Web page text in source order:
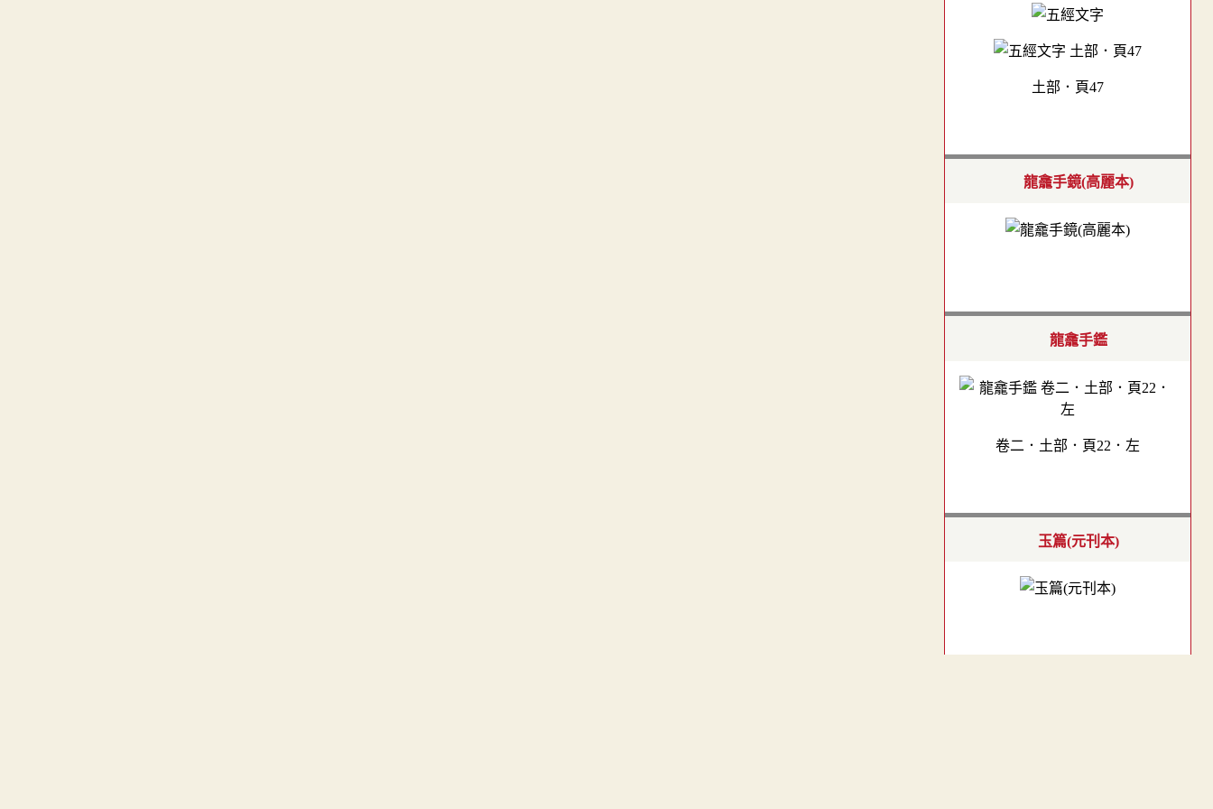
土部．頁47
龍龕手鏡(高麗本)
龍龕手鑑
卷二．土部．頁22．左
玉篇(元刊本)